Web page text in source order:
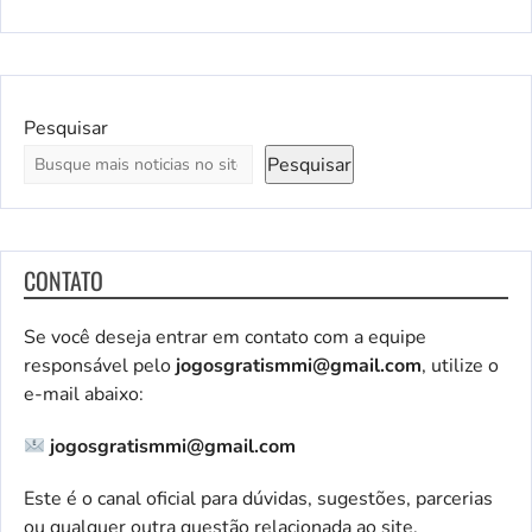
Pesquisar
Pesquisar
CONTATO
Se você deseja entrar em contato com a equipe
responsável pelo jogosgratismmi@gmail.com, utilize o
e-mail abaixo:
jogosgratismmi@gmail.com
Este é o canal oficial para dúvidas, sugestões, parcerias